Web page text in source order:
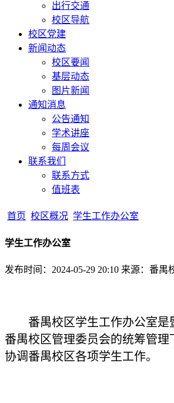
出行交通
校区导航
校区党建
新闻动态
校区要闻
基层动态
图片新闻
通知消息
公告通知
学术讲座
每周会议
联系我们
联系方式
值班表
首页 校区概况 学生工作办公室
学生工作办公室
发布时间：2024-05-29 20:10 来源：番禺
番禺校区学生工作办公室是暨
番禺校区管理委员会的统筹管
协调番禺校区各项学生工作。